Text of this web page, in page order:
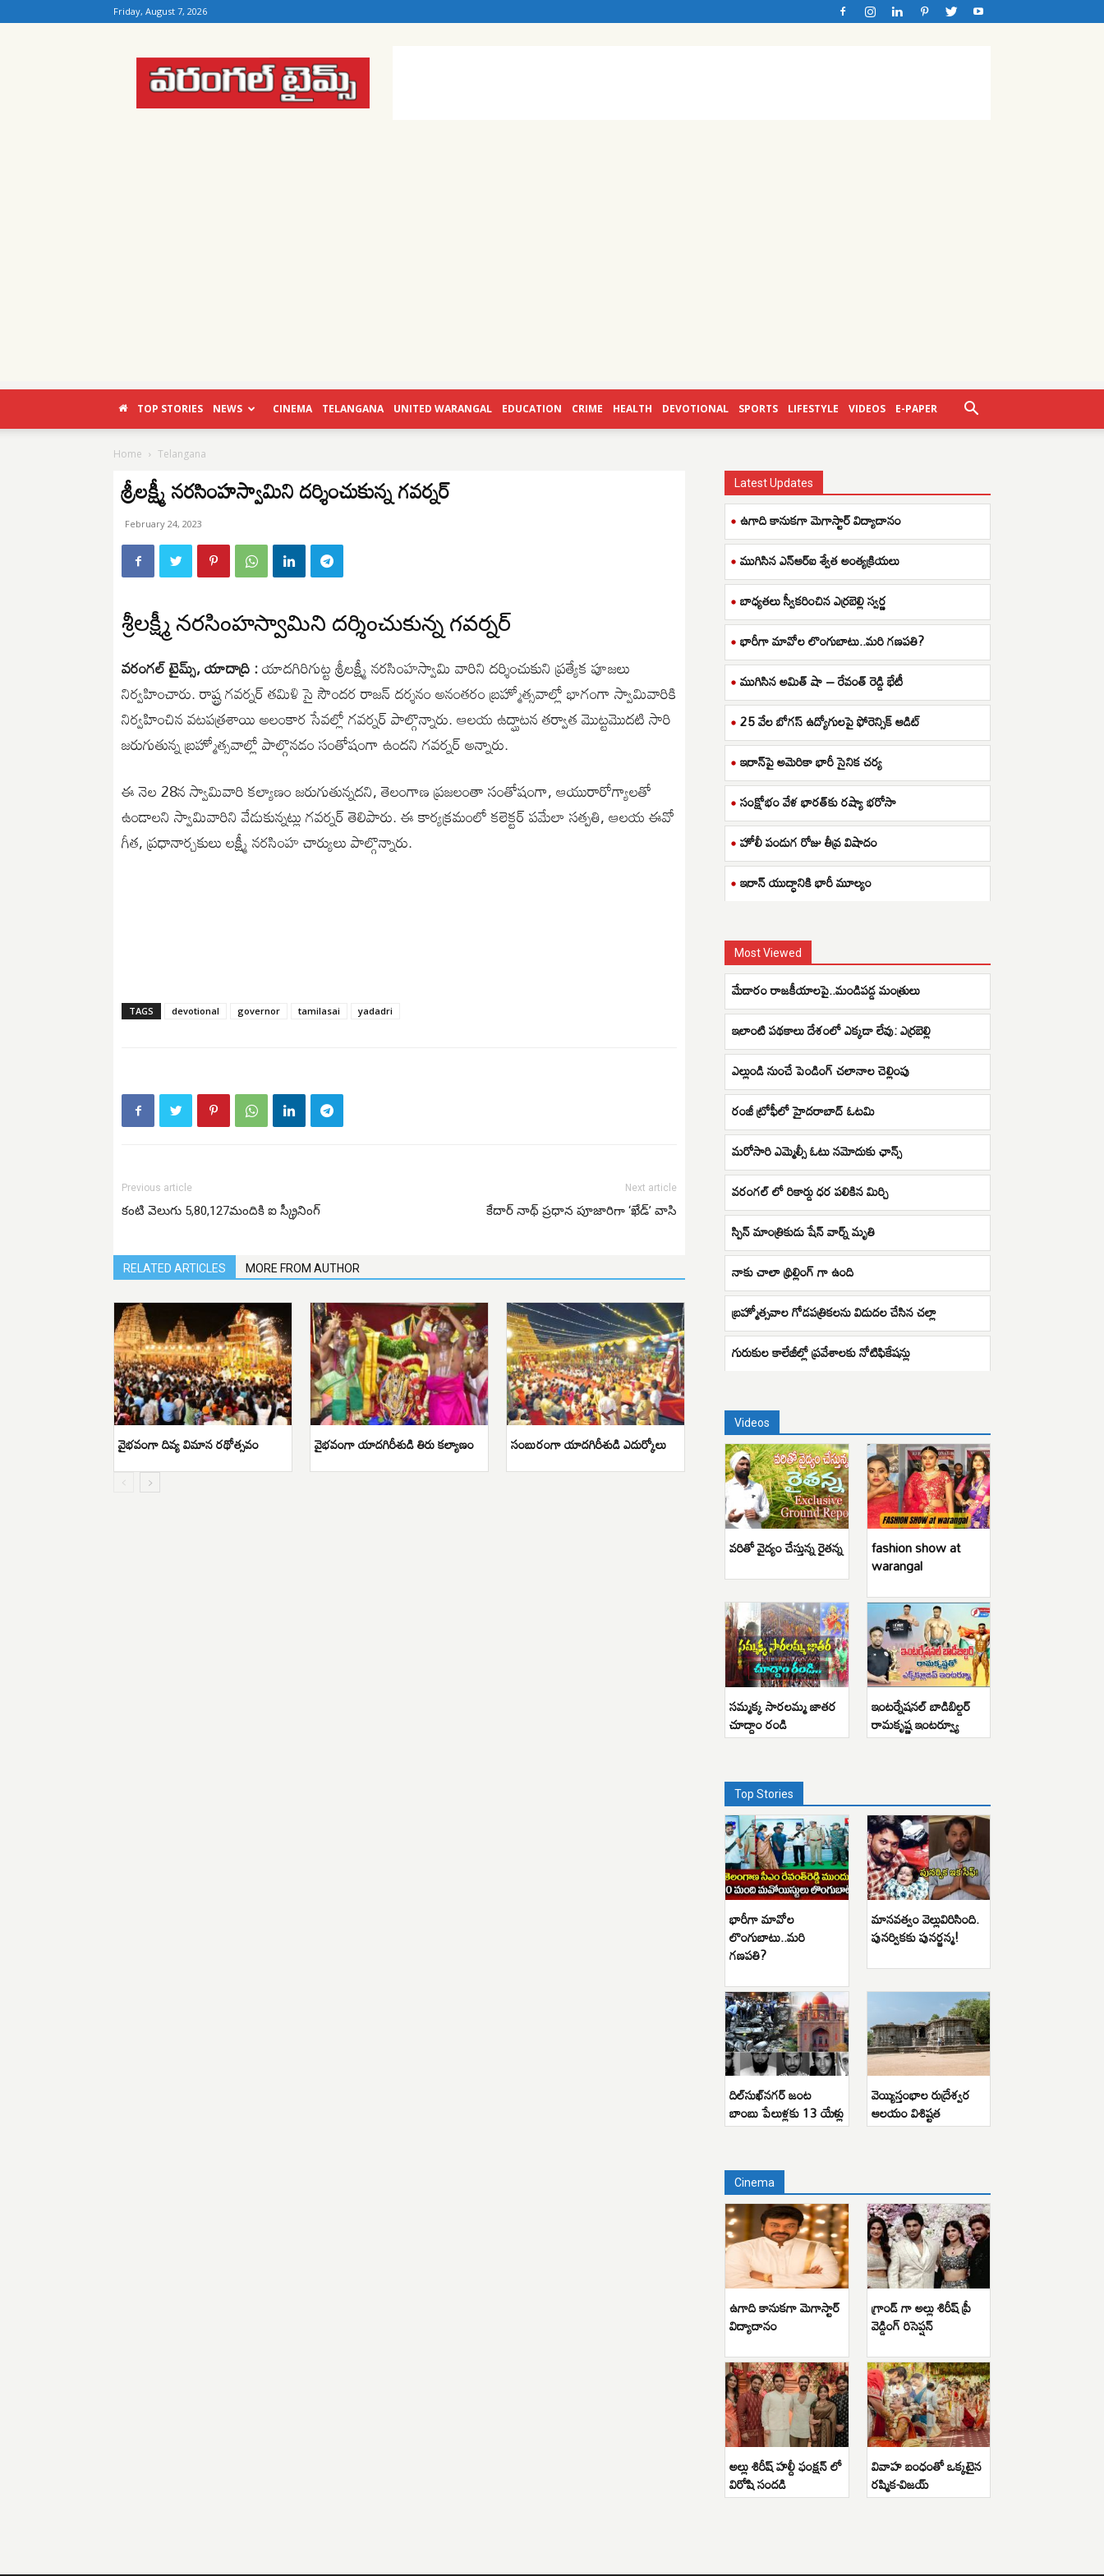
Friday, August 7, 2026
Warangal
Times
TOP STORIES NEWS CINEMA TELANGANA UNITED WARANGAL EDUCATION CRIME HEALTH DEVOTIONAL SPORTS LIFESTYLE VIDEOS E-PAPER
Home Telangana
శ్రీలక్ష్మీ నరసింహస్వామిని దర్శించుకున్న గవర్నర్
February 24, 2023
శ్రీలక్ష్మీ నరసింహస్వామిని దర్శించుకున్న గవర్నర్
వరంగల్ టైమ్స్, యాదాద్రి :యాదగిరిగుట్ట శ్రీలక్ష్మీ నరసింహస్వామి వారిని దర్శించుకుని ప్రత్యేక పూజలు
నిర్వహించారు. రాష్ట్ర గవర్నర్ తమిళి సై సౌందర రాజన్ దర్శనం అనంతరం బ్రహ్మోత్సవాల్లో భాగంగా స్వామివారికి
నిర్వహించిన వటపత్రశాయి అలంకార సేవల్లో గవర్నర్ పాల్గొన్నారు. ఆలయ ఉద్ఘాటన తర్వాత మొట్టమొదటి సారి
జరుగుతున్న బ్రహ్మోత్సవాల్లో పాల్గొనడం సంతోషంగా ఉందని గవర్నర్ అన్నారు.
ఈ నెల 28న స్వామివారి కల్యాణం జరుగుతున్నదని, తెలంగాణ ప్రజలంతా సంతోషంగా, ఆయురారోగ్యాలతో
ఉండాలని స్వామివారిని వేడుకున్నట్లు గవర్నర్ తెలిపారు. ఈ కార్యక్రమంలో కలెక్టర్ పమేలా సత్పతి, ఆలయ ఈవో
గీత, ప్రధానార్చకులు లక్ష్మీ నరసింహ చార్యులు పాల్గొన్నారు.
TAGS devotional governor tamilasai yadadri
Previous article
కంటి వెలుగు 5,80,127మందికి ఐ స్క్రీనింగ్
Next article
కేదార్ నాథ్ ప్రధాన పూజారిగా ‘ఖేడ్’ వాసి
RELATED ARTICLES MORE FROM AUTHOR
వైభవంగా దివ్య విమాన రథోత్సవం వైభవంగా యాదగిరీశుడి తిరు కల్యాణం సంబురంగా యాదగిరీశుడి ఎదుర్కోలు
Latest Updates
ఉగాది కానుకగా మెగాస్టార్ విద్యాదానం
ముగిసిన ఎన్ఆర్ఐ శ్వేత అంత్యక్రియలు
బాధ్యతలు స్వీకరించిన ఎర్రబెల్లి స్వర్ణ
భారీగా మావోల లొంగుబాటు..మరి గణపతి?
ముగిసిన అమిత్ షా – రేవంత్ రెడ్డి భేటీ
25 వేల బోగస్ ఉద్యోగులపై ఫోరెన్సిక్ ఆడిట్
ఇరాన్‌పై అమెరికా భారీ సైనిక చర్య
సంక్షోభం వేళ భారత్‌కు రష్యా భరోసా
హోలీ పండుగ రోజు తీవ్ర విషాదం
ఇరాన్ యుద్ధానికి భారీ మూల్యం
Most Viewed
మేడారం రాజకీయాలపై..మండిపడ్డ మంత్రులు
ఇలాంటి పథకాలు దేశంలో ఎక్కడా లేవు: ఎర్రబెల్లి
ఎల్లుండి నుంచే పెండింగ్ చలానాల చెల్లింపు
రంజీ ట్రోఫీలో హైదరాబాద్ ఓటమి
మరోసారి ఎమ్మెల్సీ ఓటు నమోదుకు ఛాన్స్
వరంగల్ లో రికార్డు ధర పలికిన మిర్చి
స్పిన్ మాంత్రికుడు షేన్ వార్న్ మృతి
నాకు చాలా థ్రిల్లింగ్ గా ఉంది
బ్రహ్మోత్సవాల గోడపత్రికలను విడుదల చేసిన చల్లా
గురుకుల కాలేజీల్లో ప్రవేశాలకు నోటిఫికేషన్లు
Videos
వరితో వైద్యం చేస్తున్న రైతన్న fashion show at
warangal
సమ్మక్క సారలమ్మ జాతర
చూద్దాం రండి
ఇంటర్నేషనల్ బాడిబిల్డర్
రామకృష్ణ ఇంటర్వ్యూ
Top Stories
భారీగా మావోల
లొంగుబాటు..మరి
గణపతి?
మానవత్వం వెల్లువిరిసింది.
పునర్వికకు పునర్జన్మ!
దిల్‌సుఖ్‌నగర్ జంట
బాంబు పేలుళ్లకు 13 యేళ్లు
వెయ్యిస్తంభాల రుద్రేశ్వర
ఆలయం విశిష్టత
Cinema
ఉగాది కానుకగా మెగాస్టార్
విద్యాదానం
గ్రాండ్ గా అల్లు శిరీష్ ప్రీ
వెడ్డింగ్ రిసెప్షన్
అల్లు శిరీష్ హల్దీ ఫంక్షన్ లో
విరోషి సందడి
వివాహ బంధంతో ఒక్కటైన
రష్మిక-విజయ్